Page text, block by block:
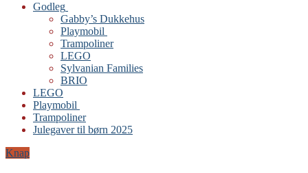
Godleg
Gabby’s Dukkehus
Playmobil
Trampoliner
LEGO
Sylvanian Families
BRIO
LEGO
Playmobil
Trampoliner
Julegaver til børn 2025
Knap